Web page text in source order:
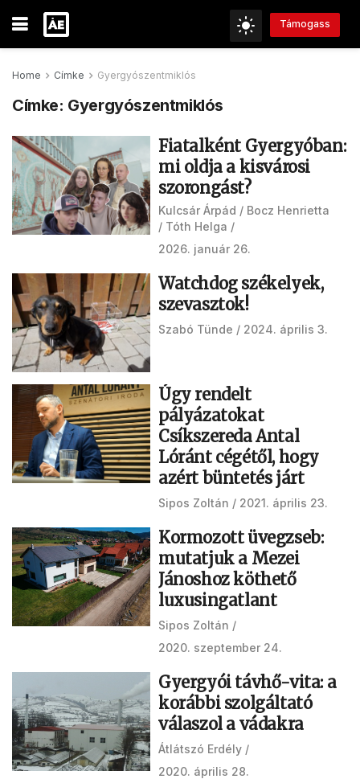
Támogass
Home Címke Gyergyószentmiklós
Címke: Gyergyószentmiklós
Fiatalként Gyergyóban:
mi oldja a kisvárosi
szorongást?
Kulcsár Árpád
Bocz Henrietta
Tóth Helga
2026. január 26.
Watchdog székelyek,
szevasztok!
Szabó Tünde 2024. április 3.
Úgy rendelt
pályázatokat
Csíkszereda Antal
Lóránt cégétől, hogy
azért büntetés járt
Sipos Zoltán 2021. április 23.
Kormozott üvegzseb:
mutatjuk a Mezei
Jánoshoz köthető
luxusingatlant
Sipos Zoltán
2020. szeptember 24.
Gyergyói távhő-vita: a
korábbi szolgáltató
válaszol a vádakra
Átlátszó Erdély
2020. április 28.